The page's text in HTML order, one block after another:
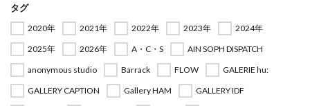
タグ
2020年 2021年 2022年 2023年
2024年
2025年
2026年 A・C・S
AIN SOPH DISPATCH
anonymous studio
Barrack FLOW
GALERIE hu:
GALLERY CAPTION
Gallery HAM GALLERY IDF